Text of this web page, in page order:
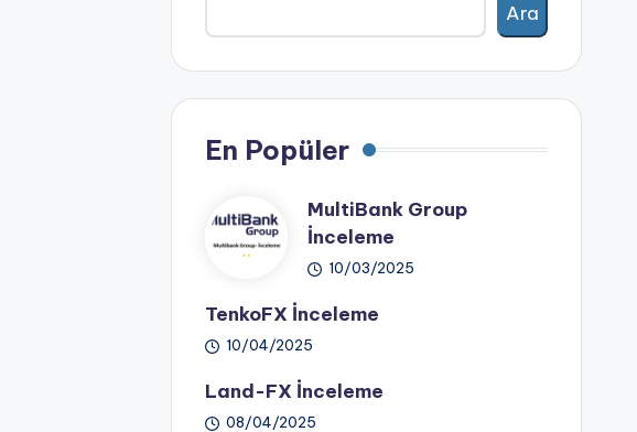
Ara
En Popüler
MultiBank Group
İnceleme
10/03/2025
TenkoFX İnceleme
10/04/2025
Land-FX İnceleme
08/04/2025